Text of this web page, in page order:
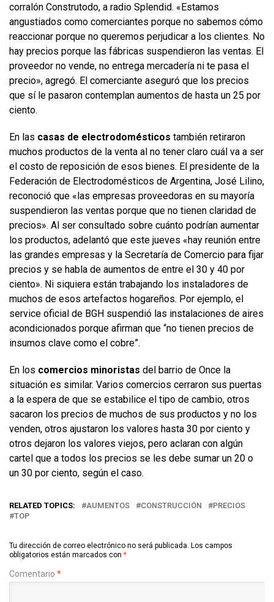
corralón Construtodo, a radio Splendid. «Estamos
angustiados como comerciantes porque no sabemos cómo
reaccionar porque no queremos perjudicar a los clientes. No
hay precios porque las fábricas suspendieron las ventas. El
proveedor no vende, no entrega mercadería ni te pasa el
precio», agregó. El comerciante aseguró que los precios
que sí le pasaron contemplan aumentos de hasta un 25 por
ciento.
En las casas de electrodomésticos también retiraron
muchos productos de la venta al no tener claro cuál va a ser
el costo de reposición de esos bienes. El presidente de la
Federación de Electrodomésticos de Argentina, José Lilino,
reconoció que «las empresas proveedoras en su mayoría
suspendieron las ventas porque que no tienen claridad de
precios». Al ser consultado sobre cuánto podrían aumentar
los productos, adelantó que este jueves «hay reunión entre
las grandes empresas y la Secretaría de Comercio para fijar
precios y se habla de aumentos de entre el 30 y 40 por
ciento». Ni siquiera están trabajando los instaladores de
muchos de esos artefactos hogareños. Por ejemplo, el
service oficial de BGH suspendió las instalaciones de aires
acondicionados porque afirman que “no tienen precios de
insumos clave como el cobre”.
En los comercios minoristas del barrio de Once la
situación es similar. Varios comercios cerraron sus puertas
a la espera de que se estabilice el tipo de cambio, otros
sacaron los precios de muchos de sus productos y no los
venden, otros ajustaron los valores hasta 30 por ciento y
otros dejaron los valores viejos, pero aclaran con algún
cartel que a todos los precios se les debe sumar un 20 o
un 30 por ciento, según el caso.
RELATED TOPICS: AUMENTOS CONSTRUCCIÓN
PRECIOS
TOP
Tu dirección de correo electrónico no será publicada. Los campos
obligatorios están marcados con *
Comentario *